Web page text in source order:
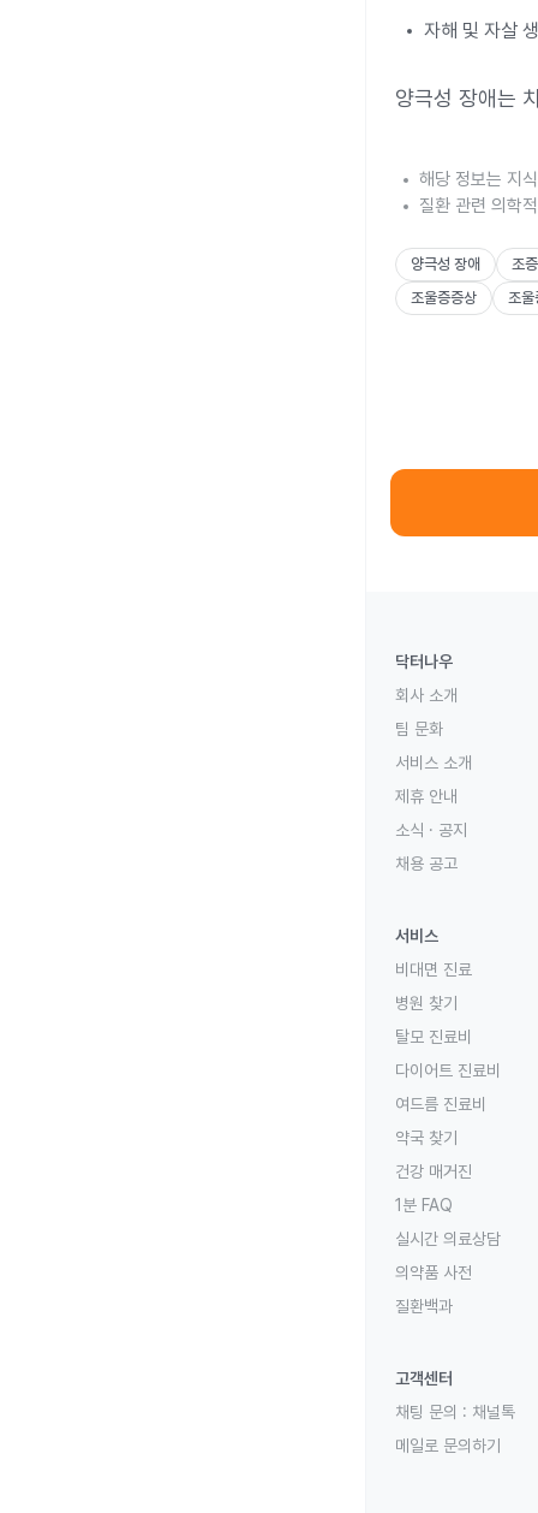
자해 및 자살
양극성 장애는
해당 정보는 지
질환 관련 의학
양극성 장애
조증
조울증증상
조울
닥터나우
회사 소개
팀 문화
서비스 소개
제휴 안내
소식 · 공지
채용 공고
서비스
비대면 진료
병원 찾기
탈모 진료비
다이어트 진료비
여드름 진료비
약국 찾기
건강 매거진
1분 FAQ
실시간 의료상담
의약품 사전
질환백과
고객센터
채팅 문의 : 채널톡
메일로 문의하기